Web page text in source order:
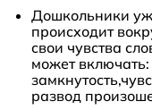
Дошкольники
происходит
свои чувства
может
развод